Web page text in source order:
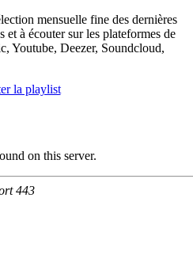
mensuelle fine des dernières
et à écouter sur les plateformes de
Youtube, Deezer, Soundcloud,
la playlist